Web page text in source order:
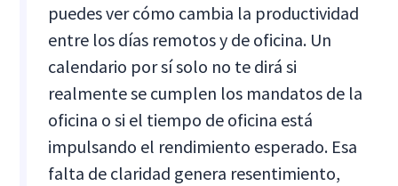
puedes ver cómo cambia la productividad
entre los días remotos y de oficina. Un
calendario por sí solo no te dirá si
realmente se cumplen los mandatos de la
oficina o si el tiempo de oficina está
impulsando el rendimiento esperado. Esa
falta de claridad genera resentimiento,